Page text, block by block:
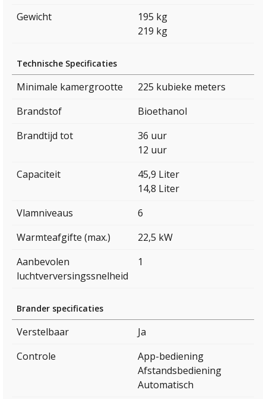
Gewicht
195 kg
219 kg
Technische Specificaties
Minimale kamergrootte
225 kubieke meters
Brandstof
Bioethanol
Brandtijd tot
36 uur
12 uur
Capaciteit
45,9 Liter
14,8 Liter
Vlamniveaus
6
Warmteafgifte (max.)
22,5 kW
Aanbevolen
luchtverversingssnelheid
1
Brander specificaties
Verstelbaar
Ja
Controle
App-bediening
Afstandsbediening
Automatisch